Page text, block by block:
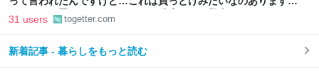
か…？」と尋ねられるイベントが発生して、興奮した
31 users togetter.com
新着記事 - 暮らしをもっと読む